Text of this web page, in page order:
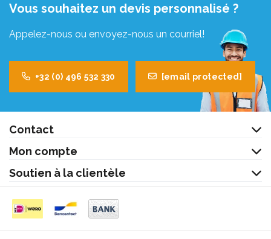
Vous souhaitez un devis personnalisé ?
Appelez-nous ou envoyez-nous un courriel!
+32 (0) 496 532 330 [email protected]
Contact
Mon compte
Soutien à la clientèle